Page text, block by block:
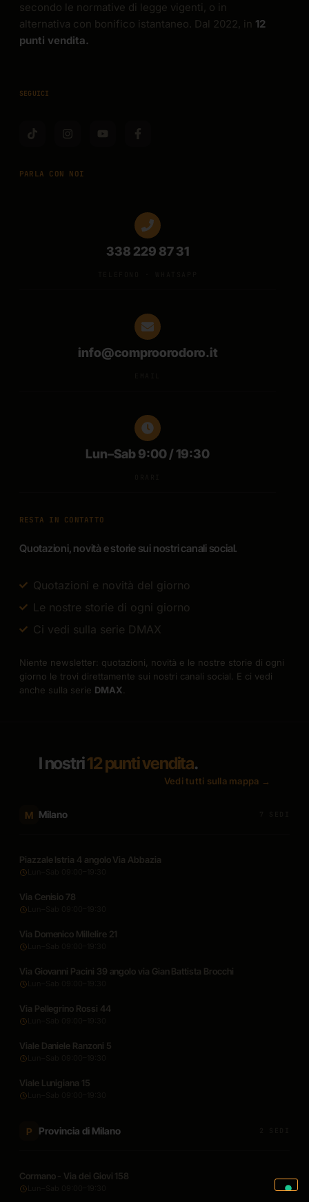
secondo le normative di legge vigenti, o in
alternativa con bonifico istantaneo. Dal 2022, in 12
punti vendita.
SEGUICI
PARLA CON NOI
338 229 87 31
info@comproorodoro.it
Lun–Sab 9:00 / 19:30
RESTA IN CONTATTO
Quotazioni, novità e storie sui nostri canali social.
Quotazioni e novità del giorno
Le nostre storie di ogni giorno
Ci vedi sulla serie DMAX
Niente newsletter: quotazioni, novità e le nostre storie di ogni
giorno le trovi direttamente sui nostri canali social. E ci vedi
anche sulla serie DMAX.
I nostri12 punti vendita.
Vedi tutti sulla mappa →
M Milano
Piazzale Istria 4 angolo Via Abbazia
Via Cenisio 78
Via Domenico Millelire 21
Via Giovanni Pacini 39 angolo via Gian Battista Brocchi
Via Pellegrino Rossi 44
Viale Daniele Ranzoni 5
Viale Lunigiana 15
P Provincia di Milano
Cormano - Via dei Giovi 158